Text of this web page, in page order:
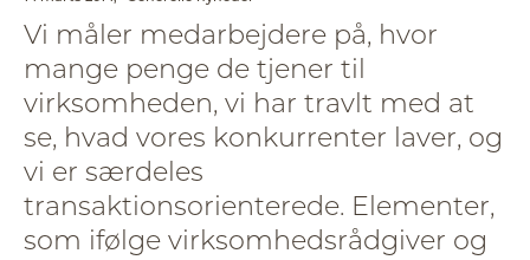
Vi måler medarbejdere på, hvor
mange penge de tjener til
virksomheden, vi har travlt med at
se, hvad vores konkurrenter laver, og
vi er særdeles
transaktionsorienterede. Elementer,
som ifølge virksomhedsrådgiver og